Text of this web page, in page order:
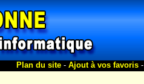
Plan du site- Ajout à vos favoris-